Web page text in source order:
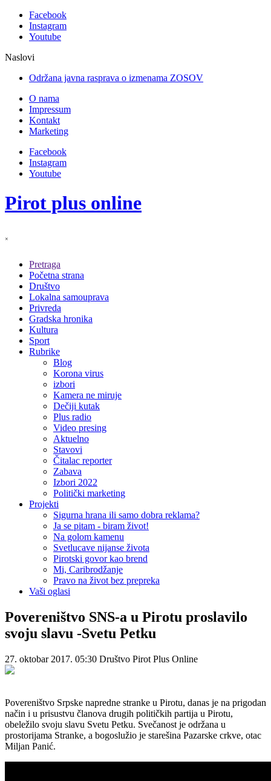
Facebook
Instagram
Youtube
Naslovi
Održana javna rasprava o izmenama ZOSOV-a
O nama
Impressum
Kontakt
Marketing
Facebook
Instagram
Youtube
Pirot plus online
×
Pretraga
Početna strana
Društvo
Lokalna samouprava
Privreda
Gradska hronika
Kultura
Sport
Rubrike
Blog
Korona virus
izbori
Kamera ne miruje
Dečiji kutak
Plus radio
Video presing
Aktuelno
Stavovi
Čitalac reporter
Zabava
Izbori 2022
Politički marketing
Projekti
Sigurna hrana ili samo dobra reklama?
Ja se pitam - biram život!
Na golom kamenu
Svetlucave nijanse života
Pirotski govor kao brend
Mi, Caribrodžanje
Pravo na život bez prepreka
Vaši oglasi
Povereništvo SNS-a u Pirotu proslavilo
svoju slavu -Svetu Petku
27. oktobar 2017. 05:30 Društvo Pirot Plus Online
Povereništvo Srpske napredne stranke u Pirotu, danas je na prigodan
način i u prisustvu članova drugih političkih partija u Pirotu,
obeležilo svoju slavu Svetu Petku. Svečanost je održana u
prostorijama Stranke, a bogoslužio je starešina Pazarske crkve, otac
Miljan Panić.